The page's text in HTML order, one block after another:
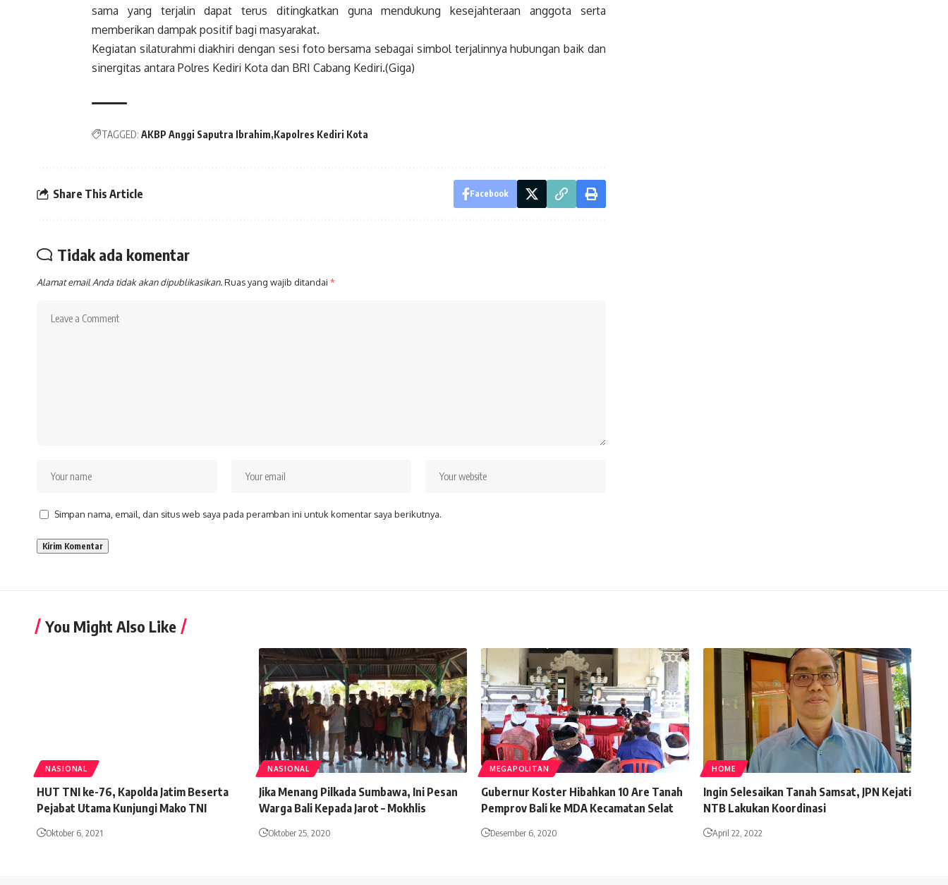
sama yang terjalin dapat terus ditingkatkan guna mendukung kesejahteraan anggota serta
memberikan dampak positif bagi masyarakat.
Kegiatan silaturahmi diakhiri dengan sesi foto bersama sebagai simbol terjalinnya hubungan baik dan
sinergitas antara Polres Kediri Kota dan BRI Cabang Kediri.(Giga)
TAGGED: AKBP Anggi Saputra Ibrahim Kapolres Kediri Kota
Share This Article Facebook
Tidak ada komentar
Alamat email Anda tidak akan dipublikasikan.Ruas yang wajib ditandai *
Simpan nama, email, dan situs web saya pada peramban ini untuk komentar saya berikutnya.
You Might Also Like
NASIONAL
HUT TNI ke-76, Kapolda Jatim Beserta
Pejabat Utama Kunjungi Mako TNI
Oktober 6, 2021
NASIONAL
Jika Menang Pilkada Sumbawa, Ini Pesan
Warga Bali Kepada Jarot – Mokhlis
Oktober 25, 2020
MEGAPOLITAN
Gubernur Koster Hibahkan 10 Are Tanah
Pemprov Bali ke MDA Kecamatan Selat
Desember 6, 2020
HOME
Ingin Selesaikan Tanah Samsat, JPN Kejati
NTB Lakukan Koordinasi
April 22, 2022